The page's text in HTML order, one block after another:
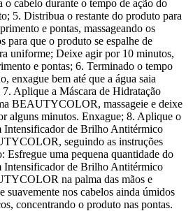
o cabelo durante o tempo de ação do
5. Distribua o restante do produto para
e pontas, massageando os
para que o produto se espalhe de
uniforme; Deixe agir por 10 minutos,
e pontas; 6. Terminado o tempo
enxague bem até que a água saia
Aplique a Máscara de Hidratação
BEAUTYCOLOR, massageie e deixe
alguns minutos. Enxague; 8. Aplique o
Intensificador de Brilho Antitérmico
seguindo as instruções
Esfregue uma pequena quantidade do
Intensificador de Brilho Antitérmico
na palma das mãos e
suavemente nos cabelos ainda úmidos
concentrando o produto nas pontas.